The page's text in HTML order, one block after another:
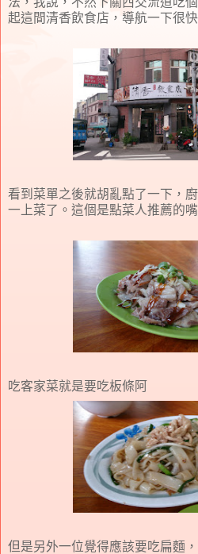
起這間清香飲食店，導航一下很
看到菜單之後就胡亂點了一下，
一上菜了。這個是點菜人推薦的
吃客家菜就是要吃板條阿
但是另外一位覺得應該要吃扁麵